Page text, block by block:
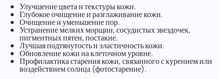
Улучшение цвета и текстуры кожи.
Глубокое очищение и разглаживание кожи.
Очищение и уменьшение пор.
Устранение мелких морщин, сосудистых звездочек,
пигментных пятен, постакне.
Лучшая подтянутость и эластичность кожи.
Обновление кожи на клеточном уровне.
Профилактика старения кожи, связанного с курением или
воздействием солнца (фотостарение).